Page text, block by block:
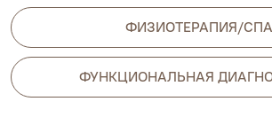
ФИЗИОТЕРАПИЯ/СПА
ФУНКЦИОНАЛЬНАЯ